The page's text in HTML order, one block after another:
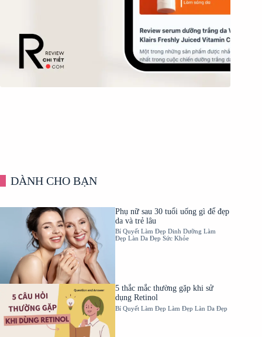
DÀNH CHO BẠN
Phụ nữ sau 30 tuổi uống gì để đẹp
da và trẻ lâu
Bí Quyết Làm Đẹp Dinh Dưỡng Làm
Đẹp Làn Da Đẹp Sức Khỏe
5 thắc mắc thường gặp khi sử
dụng Retinol
Bí Quyết Làm Đẹp Làm Đẹp Làn Da Đẹp